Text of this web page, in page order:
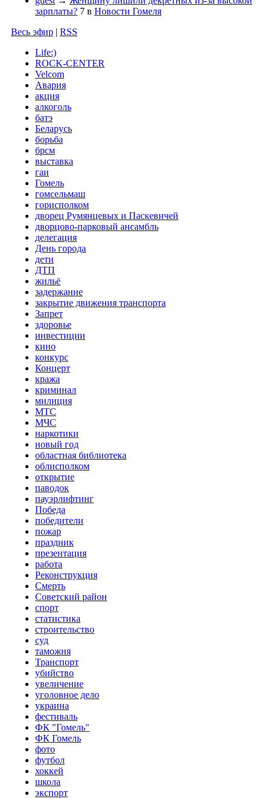
зарплаты? 7 в Новости Гомеля
Весь эфир | RSS
Life:)
ROCK-CENTER
Velcom
Авария
акция
алкоголь
батэ
Беларусь
борьба
брсм
выставка
гаи
Гомель
гомсельмаш
горисполком
дворец Румянцевых и Паскевичей
дворцово-парковый ансамбль
делегация
День города
дети
ДТП
жильё
задержание
закрытие движения транспорта
Запрет
здоровье
инвестиции
кино
конкурс
Концерт
кража
криминал
милиция
МТС
МЧС
наркотики
новый год
областная библиотека
облисполком
открытие
паводок
пауэрлифтинг
Победа
победители
пожар
праздник
презентация
работа
Реконструкция
Смерть
Советский район
спорт
статистика
строительство
суд
таможня
Транспорт
убийство
увеличение
уголовное дело
украина
фестиваль
ФК "Гомель"
ФК Гомель
фото
футбол
хоккей
школа
экспорт